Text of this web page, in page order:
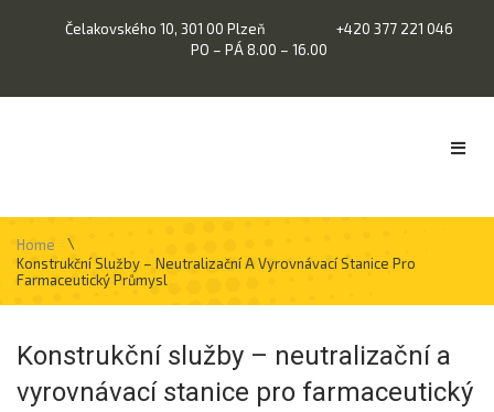
Čelakovského 10, 301 00 Plzeň
+420 377 221 046
PO – PÁ 8.00 – 16.00
Home
\
Konstrukční Služby – Neutralizační A Vyrovnávací Stanice Pro
Farmaceutický Průmysl
Konstrukční služby – neutralizační a
vyrovnávací stanice pro farmaceutický